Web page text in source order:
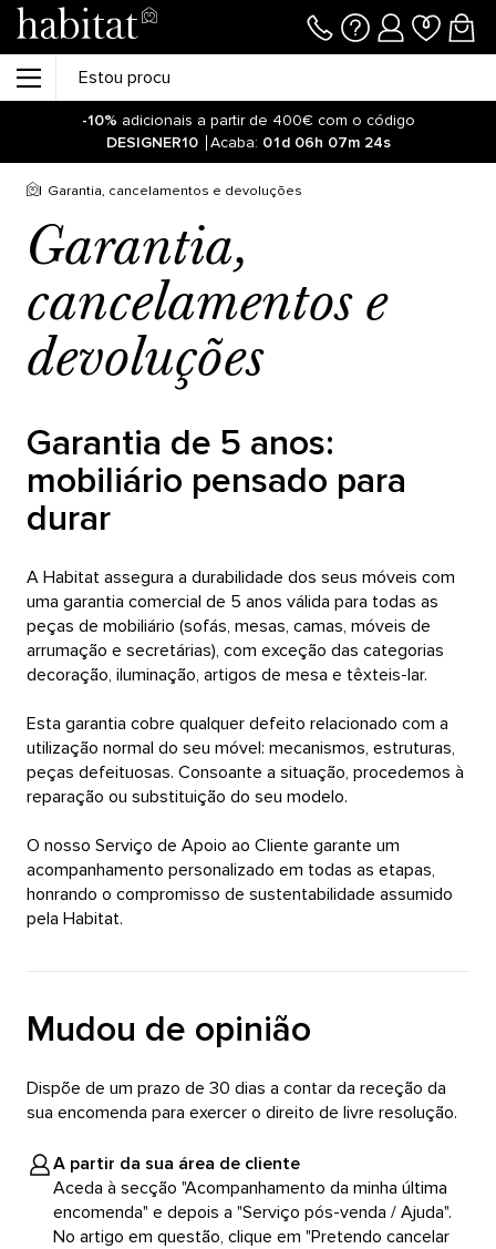
-10% adicionais a partir de 400€ com o código
DESIGNER10
Acaba: 01d 06h 07m 23s
Garantia, cancelamentos e devoluções
Garantia,
cancelamentos e
devoluções
Garantia de 5 anos:
mobiliário pensado para
durar
A Habitat assegura a durabilidade dos seus móveis com
uma garantia comercial de 5 anos válida para todas as
peças de mobiliário (sofás, mesas, camas, móveis de
arrumação e secretárias), com exceção das categorias
decoração, iluminação, artigos de mesa e têxteis-lar.
Esta garantia cobre qualquer defeito relacionado com a
utilização normal do seu móvel: mecanismos, estruturas,
peças defeituosas. Consoante a situação, procedemos à
reparação ou substituição do seu modelo.
O nosso Serviço de Apoio ao Cliente garante um
acompanhamento personalizado em todas as etapas,
honrando o compromisso de sustentabilidade assumido
pela Habitat.
Mudou de opinião
Dispõe de um prazo de 30 dias a contar da receção da
sua encomenda para exercer o direito de livre resolução.
A partir da sua área de cliente
Aceda à secção "Acompanhamento da minha última
encomenda" e depois a "Serviço pós-venda / Ajuda".
No artigo em questão, clique em "Pretendo cancelar